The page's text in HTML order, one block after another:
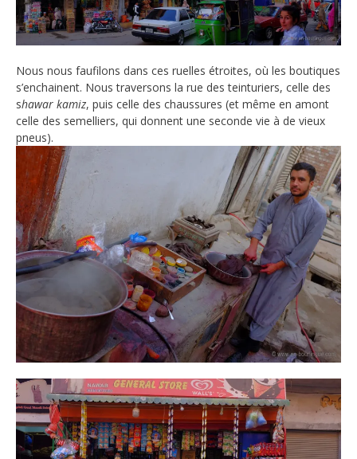
Nous nous faufilons dans ces ruelles étroites, où les boutiques
s’enchainent. Nous traversons la rue des teinturiers, celle des
shawar kamiz, puis celle des chaussures (et même en amont
celle des semelliers, qui donnent une seconde vie à de vieux
pneus).